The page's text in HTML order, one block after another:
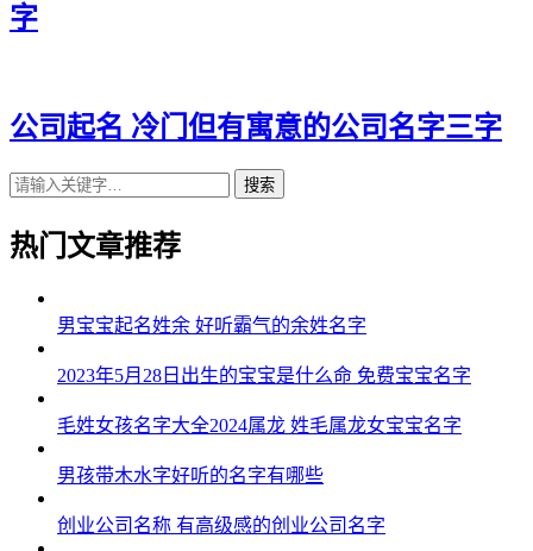
42、豪慕德、百楷则、诚永盛、鑫盛仲
44、麟琒泰、菲权烽、天甲月、景峰宰
47、秦佐宁、振崴远、善众硕、琩越泰
48、越锦翔、道蓝润、泳尊凯、利捷昊
49、良建瑎、叶轮希、尊东申、风茂艾
50、京旻众、佰正金、誉捷仁、歆威超
51、跃嵩府、赵慕林、誉天瑞、同煜醒
52、朗宣涛、奇诚剑、峻恩维、家德百
53、欣翔峥、祥言玮、陈康鼎、龙维格
字
公司起名 冷门但有寓意的公司名字三字
搜索
热门文章推荐
男宝宝起名姓余 好听霸气的余姓名字
2023年5月28日出生的宝宝是什么命 免费宝宝名字
毛姓女孩名字大全2024属龙 姓毛属龙女宝宝名字
男孩带木水字好听的名字有哪些
创业公司名称 有高级感的创业公司名字